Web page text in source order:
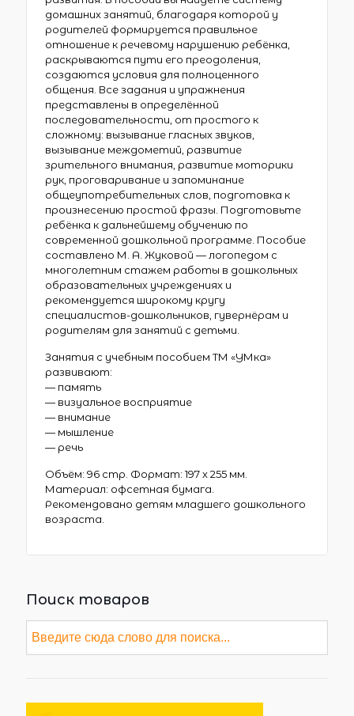
домашних занятий, благодаря которой у
родителей формируется правильное
отношение к речевому нарушению ребёнка,
раскрываются пути его преодоления,
создаются условия для полноценного
общения. Все задания и упражнения
представлены в определённой
последовательности, от простого к
сложному: вызывание гласных звуков,
вызывание междометий, развитие
зрительного внимания, развитие моторики
рук, проговаривание и запоминание
общеупотребительных слов, подготовка к
произнесению простой фразы. Подготовьте
ребёнка к дальнейшему обучению по
современной дошкольной программе. Пособие
составлено М. А. Жуковой — логопедом с
многолетним стажем работы в дошкольных
образовательных учреждениях и
рекомендуется широкому кругу
специалистов-дошкольников, гувернёрам и
родителям для занятий с детьми.
Занятия с учебным пособием ТМ «УМка»
развивают:
— память
— визуальное восприятие
— внимание
— мышление
— речь
Объём: 96 стр. Формат: 197 х 255 мм.
Материал: офсетная бумага.
Рекомендовано детям младшего дошкольного
возраста.
Поиск товаров